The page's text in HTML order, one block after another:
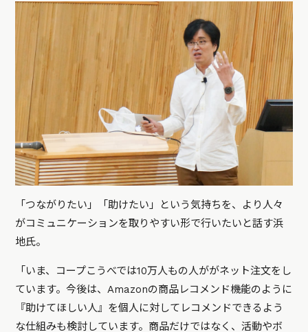
「つながりたい」「助けたい」という気持ちを、より人々
がコミュニケーションを取りやすい形で行いたいと話す浜
地氏。
「いま、コープこうべでは10万人もの人ががネット注文をし
ています。今後は、Amazonの商品レコメンド機能のように
『助けてほしい人』を個人に対してレコメンドできるよう
な仕組みも検討しています。商品だけではなく、活動やボ